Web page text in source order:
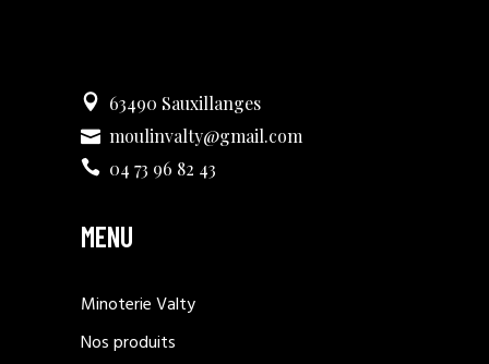
63490 Sauxillanges
moulinvalty@gmail.com
04 73 96 82 43
MENU
Minoterie Valty
Nos produits